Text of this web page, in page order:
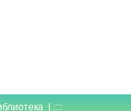
| ::::